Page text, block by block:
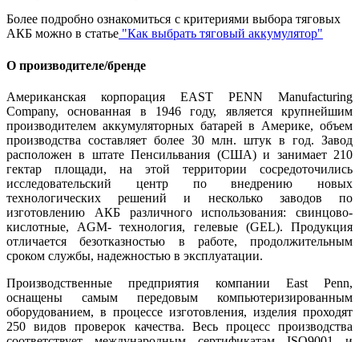
Более подробно ознакомиться с критериями выбора тяговых
АКБ можно в статье "Как выбрать тяговый аккумулятор"
О производителе/бренде
Американская корпорация EAST PENN Manufacturing
Company, основанная в 1946 году, является крупнейшим
производителем аккумуляторных батарей в Америке, объем
производства составляет более 30 млн. штук в год. Завод
расположен в штате Пенсильвания (США) и занимает 210
гектар площади, на этой территории сосредоточились
исследовательский центр по внедрению новых
технологических решений и несколько заводов по
изготовлению АКБ различного использования: свинцово-
кислотные, AGM- технология, гелевые (GEL). Продукция
отличается безотказностью в работе, продолжительным
сроком службы, надежностью в эксплуатации.
Производственные предприятия компании East Penn,
оснащены самым передовым компьютеризированным
оборудованием, в процессе изготовления, изделия проходят
250 видов проверок качества. Весь процесс производства